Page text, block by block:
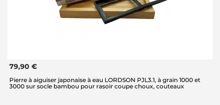
79,90 €
Pierre à aiguiser japonaise à eau LORDSON PJL3.1, à grain 1000 et
3000 sur socle bambou pour rasoir coupe choux, couteaux